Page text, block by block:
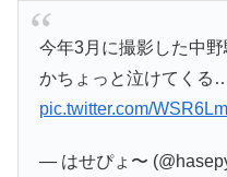
今年3月に撮影した中
かちょっと泣けてくる
pic.twitter.com/
— はせぴょ〜